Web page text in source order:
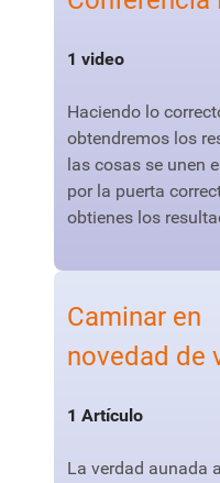
1 video
Haciendo lo
obtendremos los
las cosas se unen
por la puerta
obtienes los
Caminar en
novedad de
1 Artículo
La verdad aunada